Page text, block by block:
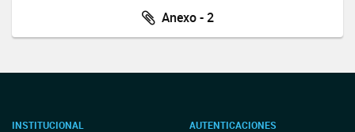
Anexo - 2
INSTITUCIONAL AUTENTICACIONES